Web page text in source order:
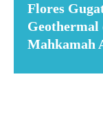
Flores
Geothermal
Mahkamah